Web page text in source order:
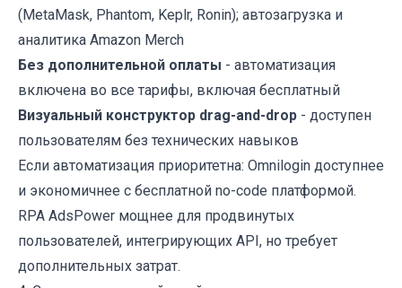
(MetaMask, Phantom, Keplr, Ronin); автозагрузка и
аналитика Amazon Merch
Без дополнительной оплаты - автоматизация
включена во все тарифы, включая бесплатный
Визуальный конструктор drag-and-drop - доступен
пользователям без технических навыков
Если автоматизация приоритетна: Omnilogin доступнее
и экономичнее с бесплатной no-code платформой.
RPA AdsPower мощнее для продвинутых
пользователей, интегрирующих API, но требует
дополнительных затрат.